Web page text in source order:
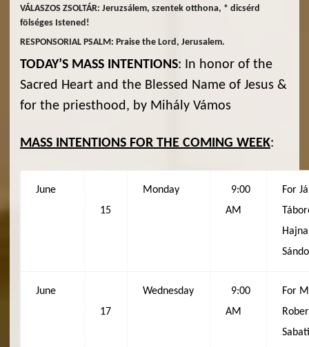
VÁLASZOS ZSOLTÁR: Jeruzsálem, szentek otthona, * dicsérd
fölséges Istened!
RESPONSORIAL PSALM: Praise the Lord, Jerusalem.
TODAY’S MASS INTENTIONS: In honor of the
Sacred Heart and the Blessed Name of Jesus &
for the priesthood, by Mihály Vámos
MASS INTENTIONS FOR THE COMING WEEK:
June
15
Monday
9:00
AM
For
June
17
Wednesday
9:00
AM
For